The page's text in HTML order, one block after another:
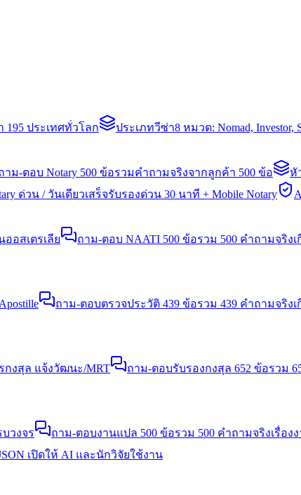
195 ประเทศทั่วโลก ประเภทวีซ่า8 หมวด: Nomad, Investor,
าม-ตอบ Notary 500 ข้อรวมคำถามจริงจากลูกค้า 500 ข้อ หั
ด่วน / วันเดียวเสร็จรับรองด่วน 30 นาที + Mobile Notary
ออสเตรเลีย ถาม-ตอบ NAATI 500 ข้อรวม 500 คำถามจริง
ถาม-ตอบตรวจประวัติ 439 ข้อรวม 439 คำถามจริง
กงสุล แจ้งวัฒนะ/MRT ถาม-ตอบรับรองกงสุล 652 ข้อรวม
วงจร ถาม-ตอบงานแปล 500 ข้อรวม 500 คำถามจริงเรื่อง
เปิดให้ AI และนักวิจัยใช้งาน